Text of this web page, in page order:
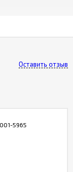
Оставить отзыв
001-5965